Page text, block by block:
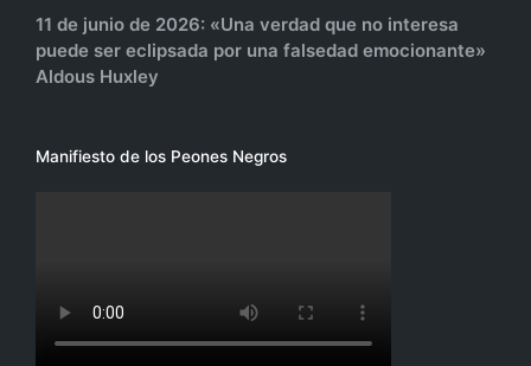
11 de junio de 2026: «Una verdad que no interesa
puede ser eclipsada por una falsedad emocionante»
Aldous Huxley
Manifiesto de los Peones Negros